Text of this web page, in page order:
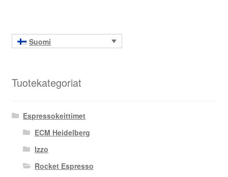
Suomi
Tuotekategoriat
Espressokeittimet
ECM Heidelberg
Izzo
Rocket Espresso